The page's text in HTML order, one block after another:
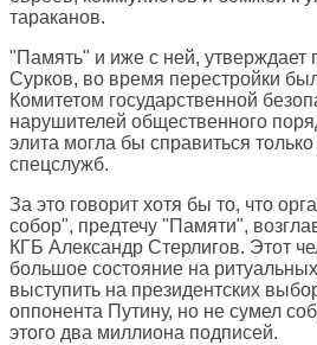
тараканов.
"Память" и иже с ней, утверждает
Сурков, во время перестройки
Комитетом государственной
нарушителей общественного
элита могла бы справиться
спецслужб.
За это говорит хотя бы то, что
собор", предтечу "Памяти",
КГБ Александр Стерлигов. Этот
большое состояние на
выступить на президентских
оппонента Путину, но не сумел
этого два миллиона подписей.